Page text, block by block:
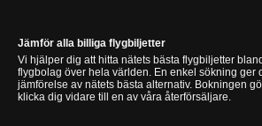
Jämför alla billiga flygbiljetter
Vi hjälper dig att hitta nätets bästa flygbiljetter
flygbolag över hela världen. En enkel sökning ger
jämförelse av nätets bästa alternativ. Bokningen
klicka dig vidare till en av våra återförsäljare.